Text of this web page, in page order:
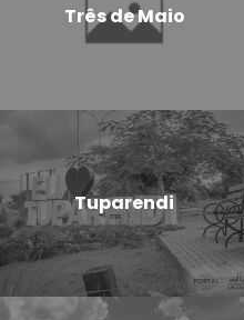
Três de Maio
Tuparendi